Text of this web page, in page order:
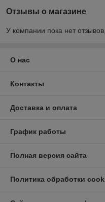
Отзывы о магазине
У компании пока нет
О нас
Контакты
Доставка и оплата
График работы
Полная версия сайта
Политика обработки